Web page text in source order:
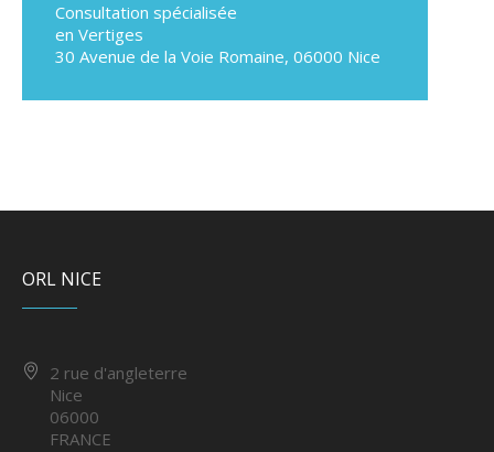
Consultation spécialisée
en Vertiges
30 Avenue de la Voie Romaine, 06000 Nice
ORL NICE
2 rue d'angleterre
Nice
06000
FRANCE